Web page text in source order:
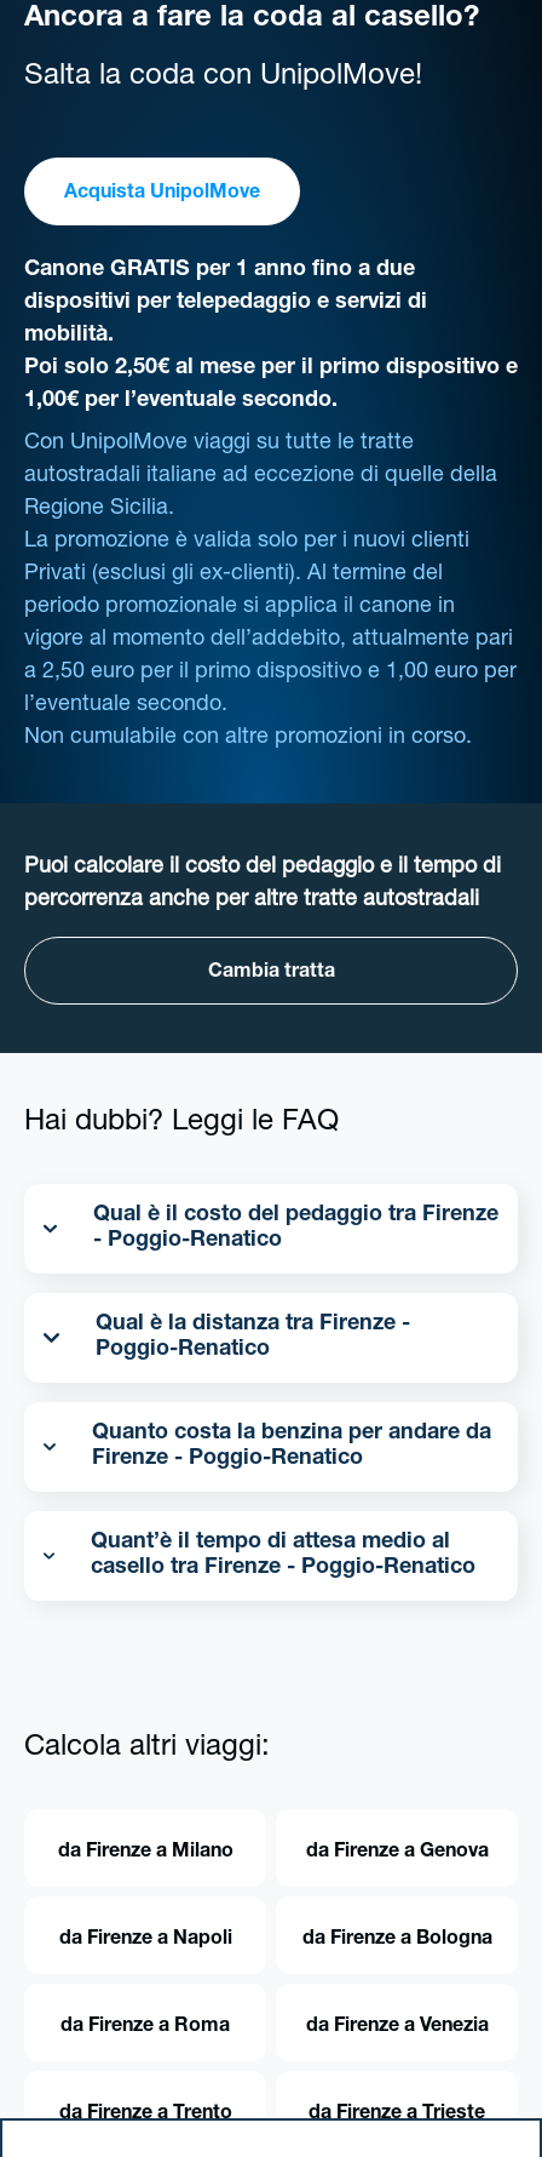
Ancora a fare la coda al casello?
Salta la coda con UnipolMove!
Acquista UnipolMove
Canone GRATIS per 1 anno fino a due
dispositivi per telepedaggio e servizi di
mobilità.
Poi solo 2,50€ al mese per il primo dispositivo e
1,00€ per l’eventuale secondo.
Con UnipolMove viaggi su tutte le tratte
autostradali italiane ad eccezione di quelle della
Regione Sicilia.
La promozione è valida solo per i nuovi clienti
Privati (esclusi gli ex-clienti). Al termine del
periodo promozionale si applica il canone in
vigore al momento dell’addebito, attualmente pari
a 2,50 euro per il primo dispositivo e 1,00 euro per
l’eventuale secondo.
Non cumulabile con altre promozioni in corso.
Puoi calcolare il costo del pedaggio e il tempo di
percorrenza anche per altre tratte autostradali
Cambia tratta
Hai dubbi? Leggi le FAQ
Qual è il costo del pedaggio tra Firenze
- Poggio-Renatico
Qual è la distanza tra Firenze -
Poggio-Renatico
Quanto costa la benzina per andare da
Firenze - Poggio-Renatico
Quant’è il tempo di attesa medio al
casello tra Firenze - Poggio-Renatico
Calcola altri viaggi:
da Firenze a Milano da Firenze a Genova
da Firenze a Napoli da Firenze a Bologna
da Firenze a Roma da Firenze a Venezia
da Firenze a Trento da Firenze a Trieste